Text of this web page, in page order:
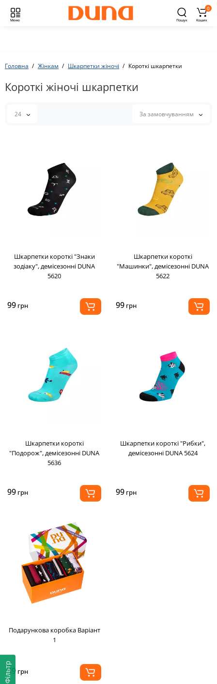
Меню Пошук
0
Кошик
Головна Жінкам Шкарпетки жіночі Короткі шкарпетки
Фільтр
Короткі жіночі шкарпетки
24 За замовчуванням
Шкарпетки короткі "Знаки
зодіаку", демісезонні DUNA
5620
99 грн
Шкарпетки короткі
"Машинки", демісезонні DUNA
5622
99 грн
Шкарпетки короткі
"Подорож", демісезонні DUNA
5636
99 грн
Шкарпетки короткі "Рибки",
демісезонні DUNA 5624
99 грн
Подарункова коробка Варіант
1
49 грн